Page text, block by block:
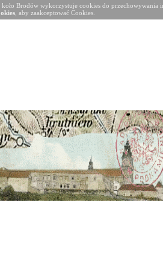
koło Brodów wykorzystuje cookies do
, aby zaakceptować Cookies.